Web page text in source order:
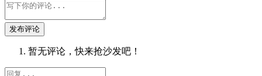
发布评论
暂无评论，快来抢沙发吧！